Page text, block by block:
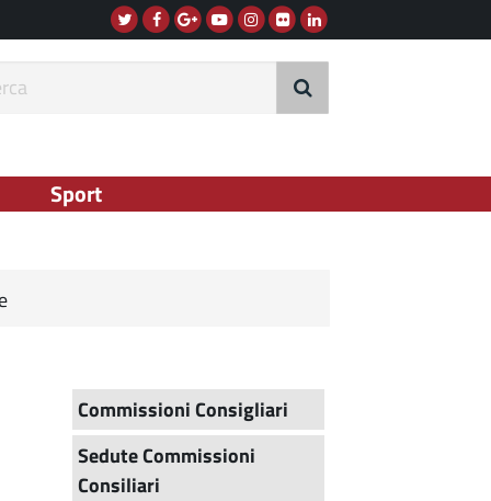
TwitterFacebook
G+ YoutubeInstagram
Flickr
Sport
Commissioni Consigliari
Sedute Commissioni
Consiliari